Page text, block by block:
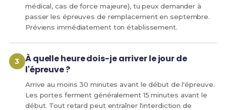
médical, cas de force majeure), tu peux demander à
passer les épreuves de remplacement en septembre.
Préviens immédiatement ton établissement.
À quelle heure dois-je arriver le jour de
l'épreuve ?
Arrive au moins 30 minutes avant le début de l'épreuve.
Les portes ferment généralement 15 minutes avant le
début. Tout retard peut entraîner l'interdiction de